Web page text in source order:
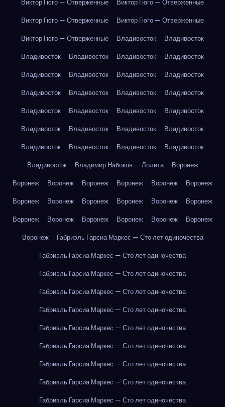
Виктор Гюго — Отверженные
Виктор Гюго — Отверженные
Виктор Гюго — Отверженные
Виктор Гюго — Отверженные
Виктор Гюго — Отверженные
Владивосток
Владивосток
Владивосток
Владивосток Владивосток
Владивосток
Владивосток
Владивосток Владивосток
Владивосток
Владивосток
Владивосток Владивосток
Владивосток
Владивосток
Владивосток Владивосток
Владивосток
Владивосток
Владивосток Владивосток
Владивосток
Владивосток
Владивосток Владивосток
Владивосток
Владивосток
Владимир Набоков — Лолита
Воронеж
Воронеж
Воронеж Воронеж Воронеж Воронеж
Воронеж
Воронеж
Воронеж Воронеж Воронеж Воронеж
Воронеж
Воронеж
Воронеж Воронеж Воронеж Воронеж
Воронеж
Воронеж
Габриэль Гарсиа Маркес — Сто лет одиночества
Габриэль Гарсиа Маркес — Сто лет одиночества
Габриэль Гарсиа Маркес — Сто лет одиночества
Габриэль Гарсиа Маркес — Сто лет одиночества
Габриэль Гарсиа Маркес — Сто лет одиночества
Габриэль Гарсиа Маркес — Сто лет одиночества
Габриэль Гарсиа Маркес — Сто лет одиночества
Габриэль Гарсиа Маркес — Сто лет одиночества
Габриэль Гарсиа Маркес — Сто лет одиночества
Габриэль Гарсиа Маркес — Сто лет одиночества